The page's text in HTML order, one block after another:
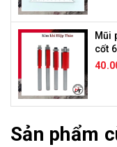
Mũi
cốt
Sản phẩm